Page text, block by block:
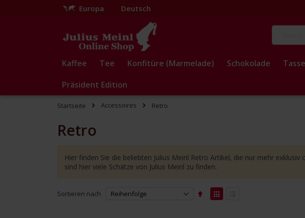
Europa Deutsch
Zum
Suche
Kaffee Tee Konfitüre (Marmelade) Schokolade
Präsident Edition
Startseite Accessoires Retro
Retro
Hier finden Sie die beliebten Julius Meinl Retro Artikel, die nur mehr
sind hier viele Schätze von Julius Meinl zu finden.
Sortieren nach
Absteigend
sortieren